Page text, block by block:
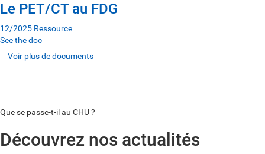
Le PET/CT au FDG
12/2025 Ressource
See the doc
Voir plus de documents
Que se passe-t-il au CHU ?
Découvrez nos actualités